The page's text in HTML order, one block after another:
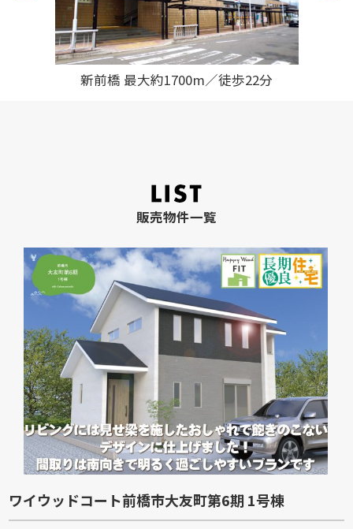
新前橋 最大約1700m／徒歩22分
販売物件一覧
ワイウッドコート前橋市大友町第6期 1号棟